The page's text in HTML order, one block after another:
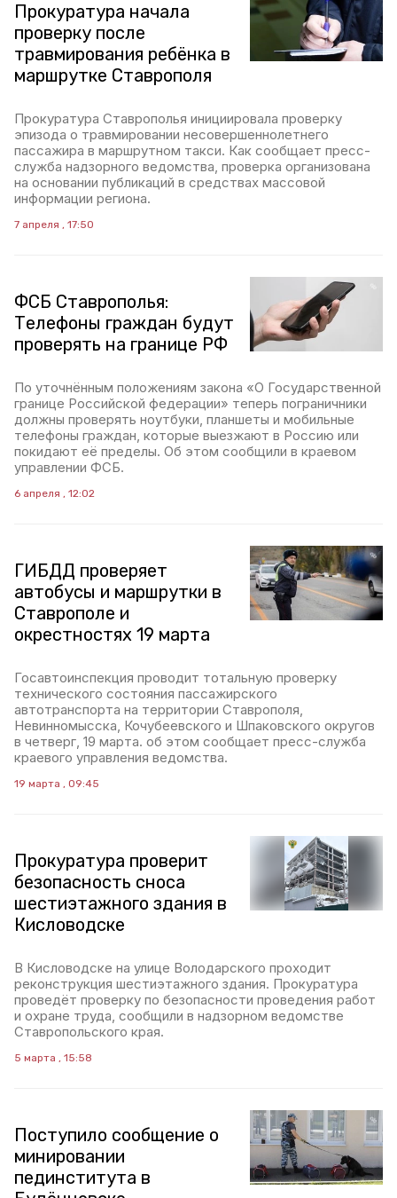
Прокуратура начала
проверку после
травмирования ребёнка в
маршрутке Ставрополя
Прокуратура Ставрополья инициировала проверку
эпизода о травмировании несовершеннолетнего
пассажира в маршрутном такси. Как сообщает пресс-
служба надзорного ведомства, проверка организована
на основании публикаций в средствах массовой
информации региона.
7 апреля , 17:50
ФСБ Ставрополья:
Телефоны граждан будут
проверять на границе РФ
По уточнённым положениям закона «О Государственной
границе Российской федерации» теперь пограничники
должны проверять ноутбуки, планшеты и мобильные
телефоны граждан, которые выезжают в Россию или
покидают её пределы. Об этом сообщили в краевом
управлении ФСБ.
6 апреля , 12:02
ГИБДД проверяет
автобусы и маршрутки в
Ставрополе и
окрестностях 19 марта
Госавтоинспекция проводит тотальную проверку
технического состояния пассажирского
автотранспорта на территории Ставрополя,
Невинномысска, Кочубеевского и Шпаковского округов
в четверг, 19 марта. об этом сообщает пресс-служба
краевого управления ведомства.
19 марта , 09:45
Прокуратура проверит
безопасность сноса
шестиэтажного здания в
Кисловодске
В Кисловодске на улице Володарского проходит
реконструкция шестиэтажного здания. Прокуратура
проведёт проверку по безопасности проведения работ
и охране труда, сообщили в надзорном ведомстве
Ставропольского края.
5 марта , 15:58
Поступило сообщение о
минировании
пединститута в